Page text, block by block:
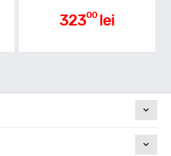
32300 lei